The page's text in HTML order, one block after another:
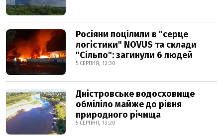
Росіяни поцілили в "серце
логістики" NOVUS та склади
"Сільпо": загинули 6 людей
5 СЕРПНЯ, 12:30
Дністровське водосховище
обміліло майже до рівня
природного річища
5 СЕРПНЯ, 13:20